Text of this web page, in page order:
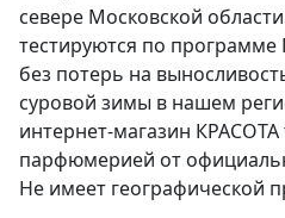
севере Московской
тестируются по
без потерь на
суровой зимы в нашем
интернет-магазин КРАСОТА
парфюмерией от
Не имеет географической